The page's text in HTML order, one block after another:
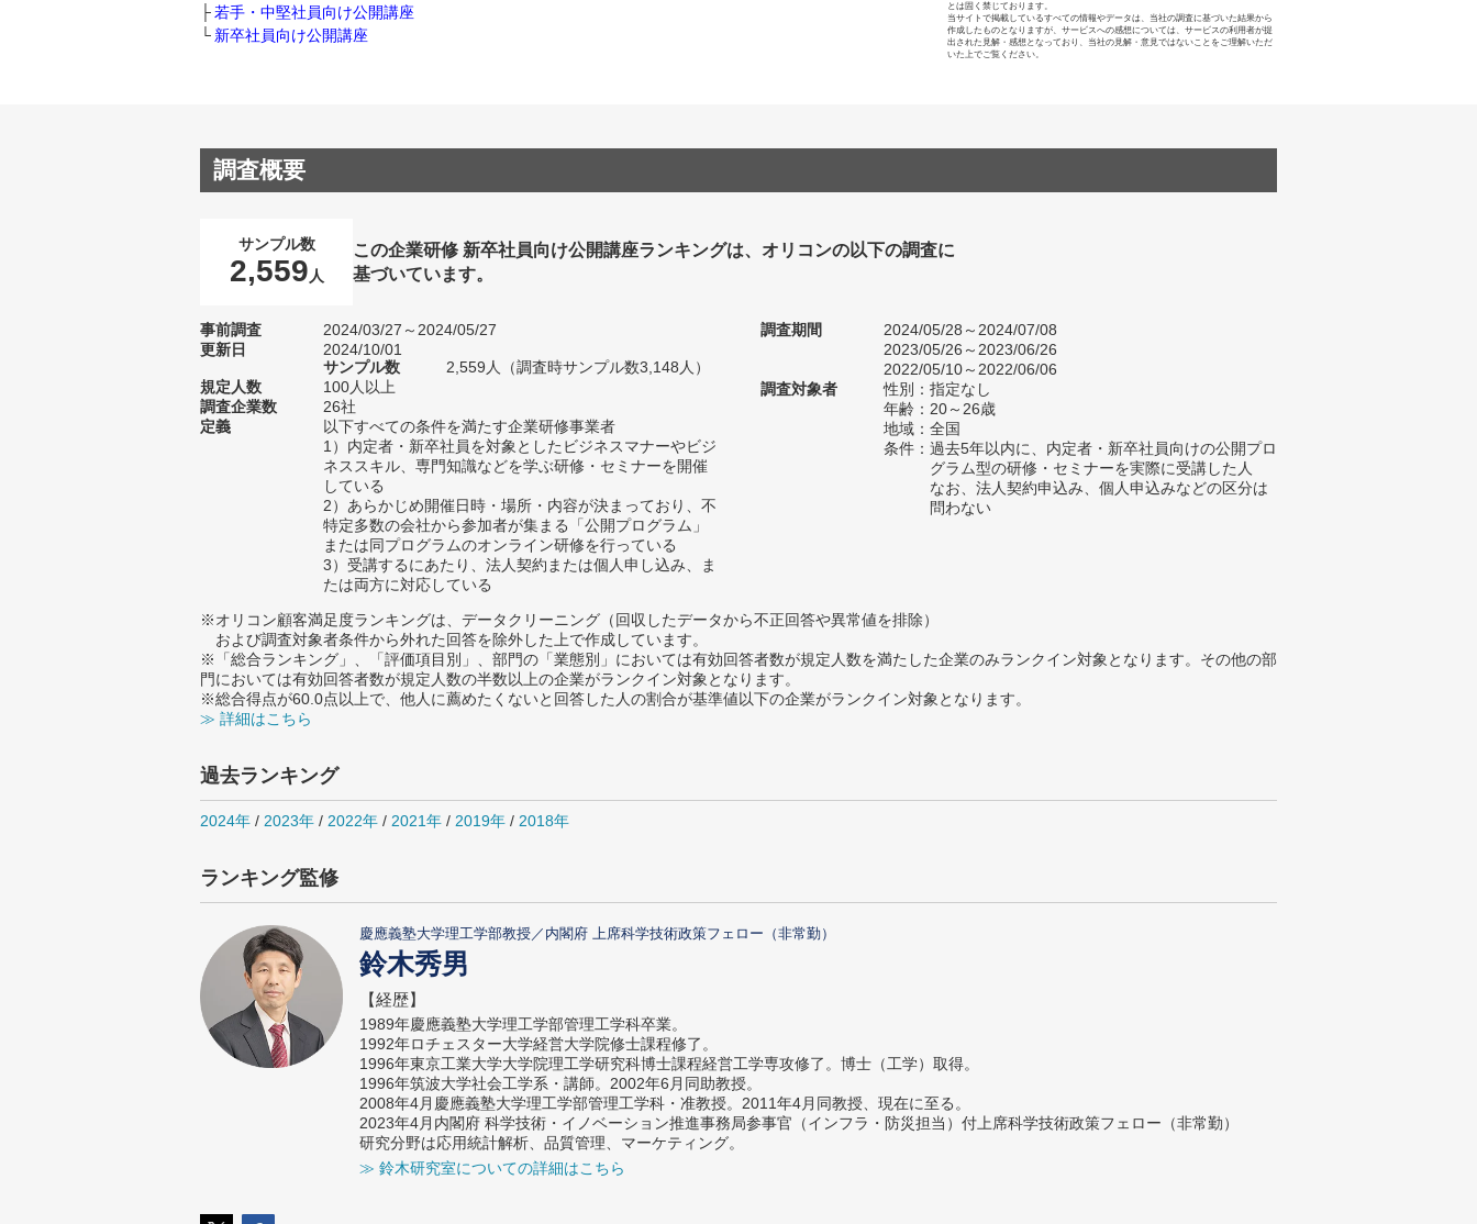
若手・中堅社員向け公開講座
新卒社員向け公開講座
とは固く禁じております。
当サイトで掲載しているすべての情報やデータは、当社の調査に基づいた結果から
作成したものとなりますが、サービスへの感想については、サービスの利用者が提
出された見解・感想となっており、当社の見解・意見ではないことをご理解いただ
いた上でご覧ください。
調査概要
サンプル数
2,559 人
この企業研修 新卒社員向け公開講座ランキングは、オリコンの以下の調査に
基づいています。
事前調査
2024/03/27～2024/05/27
更新日
2024/10/01
サンプル数
2,559人（調査時サンプル数3,148人）
規定人数
100人以上
調査企業数
26社
定義
以下すべての条件を満たす企業研修事業者
1）内定者・新卒社員を対象としたビジネスマナーやビジ
ネススキル、専門知識などを学ぶ研修・セミナーを開催
している
2）あらかじめ開催日時・場所・内容が決まっており、不
特定多数の会社から参加者が集まる「公開プログラム」
または同プログラムのオンライン研修を行っている
3）受講するにあたり、法人契約または個人申し込み、ま
たは両方に対応している
調査期間
2024/05/28～2024/07/08
2023/05/26～2023/06/26
2022/05/10～2022/06/06
調査対象者
性別：指定なし
年齢：20～26歳
地域：全国
条件：過去5年以内に、内定者・新卒社員向けの公開プロ
グラム型の研修・セミナーを実際に受講した人
なお、法人契約申込み、個人申込みなどの区分は
問わない
※オリコン顧客満足度ランキングは、データクリーニング（回収したデータから不正回答や異常値を排除）
および調査対象者条件から外れた回答を除外した上で作成しています。
※「総合ランキング」、「評価項目別」、部門の「業態別」においては有効回答者数が規定人数を満たした企業のみランクイン対象となります。その他の部
門においては有効回答者数が規定人数の半数以上の企業がランクイン対象となります。
※総合得点が60.0点以上で、他人に薦めたくないと回答した人の割合が基準値以下の企業がランクイン対象となります。
≫ 詳細はこちら
過去ランキング
2024年 / 2023年 / 2022年 / 2021年 / 2019年 / 2018年
ランキング監修
慶應義塾大学理工学部教授／内閣府 上席科学技術政策フェロー（非常勤）
鈴木秀男
【経歴】
1989年慶應義塾大学理工学部管理工学科卒業。
1992年ロチェスター大学経営大学院修士課程修了。
1996年東京工業大学大学院理工学研究科博士課程経営工学専攻修了。博士（工学）取得。
1996年筑波大学社会工学系・講師。2002年6月同助教授。
2008年4月慶應義塾大学理工学部管理工学科・准教授。2011年4月同教授、現在に至る。
2023年4月内閣府 科学技術・イノベーション推進事務局参事官（インフラ・防災担当）付上席科学技術政策フェロー（非常勤）
研究分野は応用統計解析、品質管理、マーケティング。
≫ 鈴木研究室についての詳細はこちら